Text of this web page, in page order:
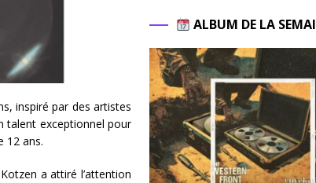
inspiré par des artistes
talent exceptionnel pour
12 ans.
a attiré l’attention
ALBUM DE LA